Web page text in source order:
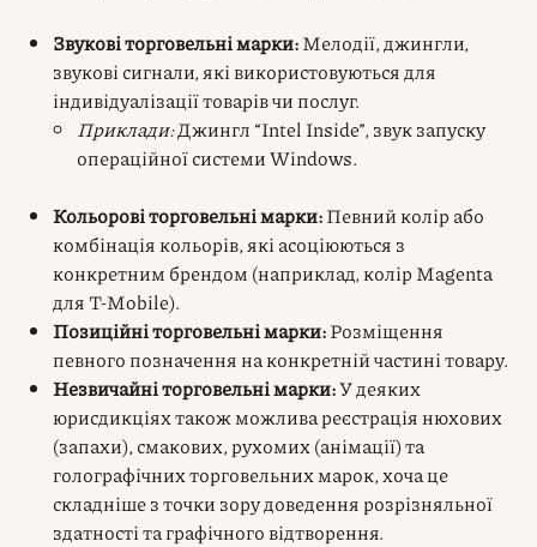
Звукові торговельні марки:Мелодії, джингли,
звукові сигнали, які використовуються для
індивідуалізації товарів чи послуг.
Приклади:Джингл “Intel Inside”, звук запуску
операційної системи Windows.
Кольорові торговельні марки:Певний колір або
комбінація кольорів, які асоціюються з
конкретним брендом (наприклад, колір Magenta
для T-Mobile).
Позиційні торговельні марки:Розміщення
певного позначення на конкретній частині товару.
Незвичайні торговельні марки:У деяких
юрисдикціях також можлива реєстрація нюхових
(запахи), смакових, рухомих (анімації) та
голографічних торговельних марок, хоча це
складніше з точки зору доведення розрізняльної
здатності та графічного відтворення.